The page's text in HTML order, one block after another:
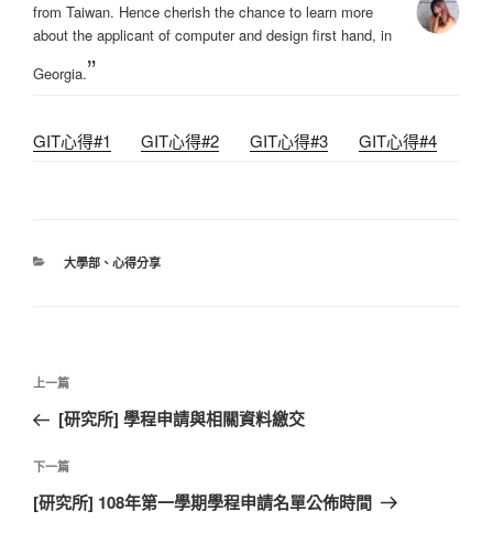
from Taiwan. Hence cherish the chance to learn more
about the applicant of computer and design first hand, in
Georgia.”
GIT心得#1 GIT心得#2 GIT心得#3 GIT心得#4
分
大學部、 心得分享
文
導
覽
上
一
文
章
上一篇
[研究所] 學程申請與相關資料繳交
下
一
下一篇
[研究所] 108年第一學期學程申請名單公佈時間